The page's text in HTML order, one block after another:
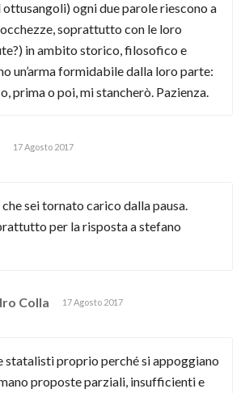
ogni due parole riescono a
soprattutto con le loro
in ambito storico, filosofico e
un’arma formidabile dalla loro parte:
prima o poi, mi stancherò. Pazienza.
17 Agosto 2017
sei tornato carico dalla pausa.
per la risposta a stefano
Colla 17 Agosto 2017
statalisti proprio perché si appoggiano
proposte parziali, insufficienti e